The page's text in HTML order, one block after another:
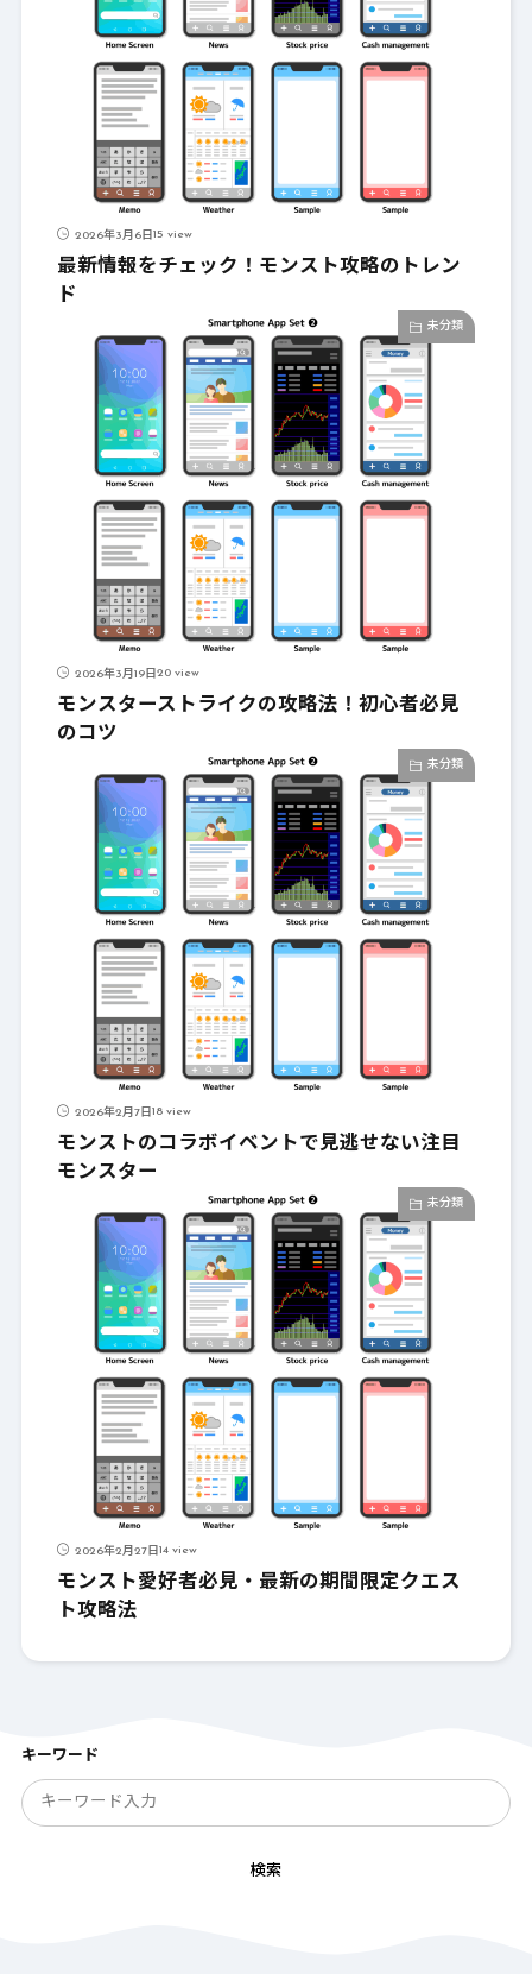
2026年3月6日15 view
最新情報をチェック！モンスト攻略のトレン
ド
未分類
2026年3月19日20 view
モンスターストライクの攻略法！初心者必見
のコツ
未分類
2026年2月7日18 view
モンストのコラボイベントで見逃せない注目
モンスター
未分類
2026年2月27日14 view
モンスト愛好者必見・最新の期間限定クエス
ト攻略法
キーワード
検索